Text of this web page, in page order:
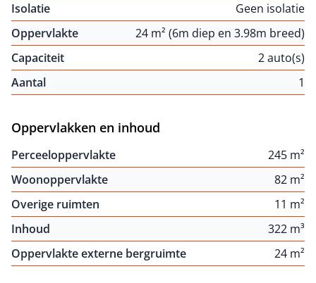
Isolatie
Geen isolatie
Oppervlakte
24 m² (6m diep en 3.98m breed)
Capaciteit
2 auto(s)
Aantal
1
Oppervlakken en inhoud
Perceeloppervlakte
245 m²
Woonoppervlakte
82 m²
Overige ruimten
11 m²
Inhoud
322 m³
Oppervlakte externe bergruimte
24 m²